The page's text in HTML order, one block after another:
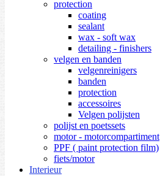
protection
coating
sealant
wax - soft wax
detailing - finishers
velgen en banden
velgenreinigers
banden
protection
accessoires
Velgen polijsten
polijst en poetssets
motor - motorcompartiment
PPF ( paint protection film)
fiets/motor
Interieur